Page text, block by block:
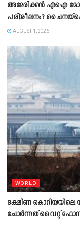
അമേരിക്കൻ എഐ
പരിശീലനം?
AUGUST 1, 2026
WORLD
ദക്ഷിണ
ചോർന്നത് വൈറ്റ്